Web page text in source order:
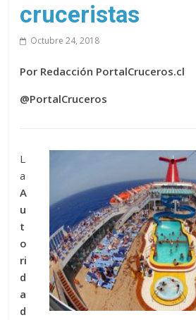
cruceristas
Octubre 24, 2018
Por Redacción PortalCruceros.cl
@PortalCruceros
L
a
A
u
t
o
ri
d
a
d